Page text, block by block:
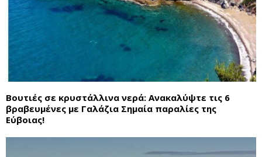
Βουτιές σε κρυστάλλινα νερά: Ανακαλύψτε τις 6
βραβευμένες με Γαλάζια Σημαία παραλίες της
Εύβοιας!